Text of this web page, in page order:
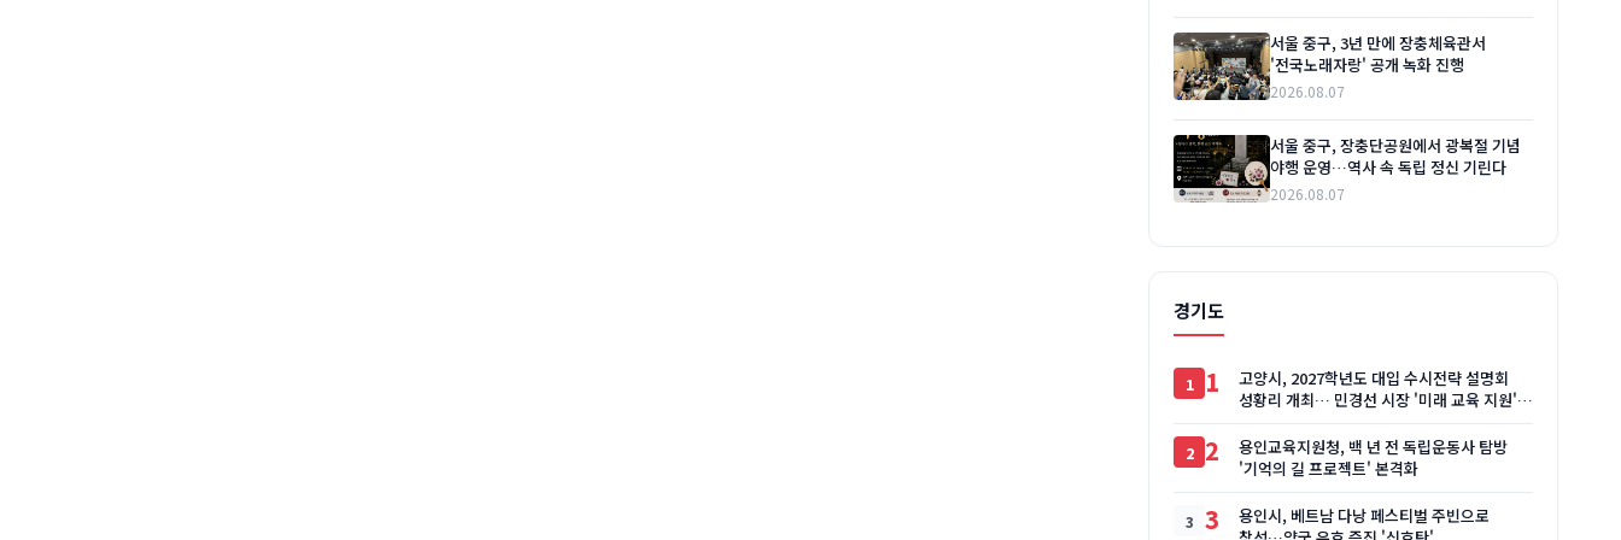
서울 중구, 3년 만에 장충체육관서
'전국노래자랑' 공개 녹화 진행
2026.08.07
서울 중구, 장충단공원에서 광복절 기념
야행 운영…역사 속 독립 정신 기린다
2026.08.07
경기도
1
고양시, 2027학년도 대입 수시전략 설명회
성황리 개최… 민경선 시장 '미래 교육 지원'
2
용인교육지원청, 백 년 전 독립운동사 탐방
'기억의 길 프로젝트' 본격화
3
용인시, 베트남 다낭 페스티벌 주빈으로